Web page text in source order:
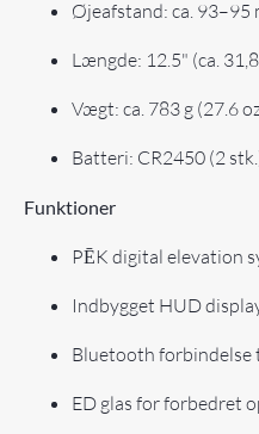
Øjeafstand: ca. 93–95
Længde: 12.5" (ca.
Vægt: ca. 783 g (27.6
Batteri: CR2450 (2
Funktioner
PĒK digital elevation
Indbygget HUD
Bluetooth forbindelse
ED glas for forbedret